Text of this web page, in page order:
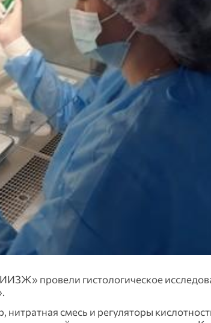
провели гистологическое
нитратная смесь и регуляторы